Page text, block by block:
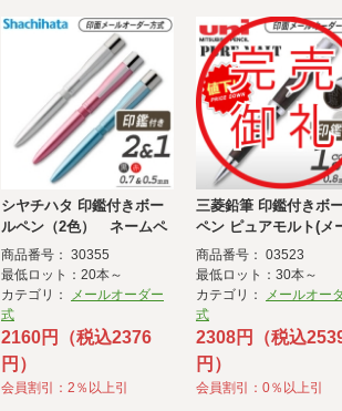
シヤチハタ 印鑑付きボー
ルペン（2色） ネームペ
ン トリノ（メールオーダ
ー式）
商品番号： 30355
最低ロット：20本～
カテゴリ：
メールオーダー
式
2160円（税込2376
円）
会員割引：2％以上引
三菱鉛筆 印鑑付きボ
ペン ピュアモルト(メ
オーダー式)
商品番号： 03523
最低ロット：30本～
カテゴリ：
メールオー
式
2308円（税込
円）
会員割引：0％以上引